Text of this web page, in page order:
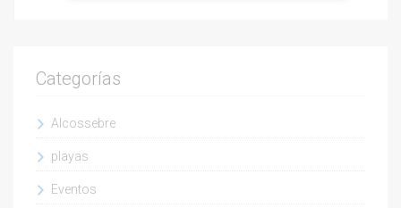
Categorías
Alcossebre
playas
Eventos